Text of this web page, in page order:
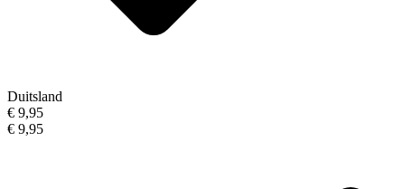
Duitsland
€ 9,95
€ 9,95